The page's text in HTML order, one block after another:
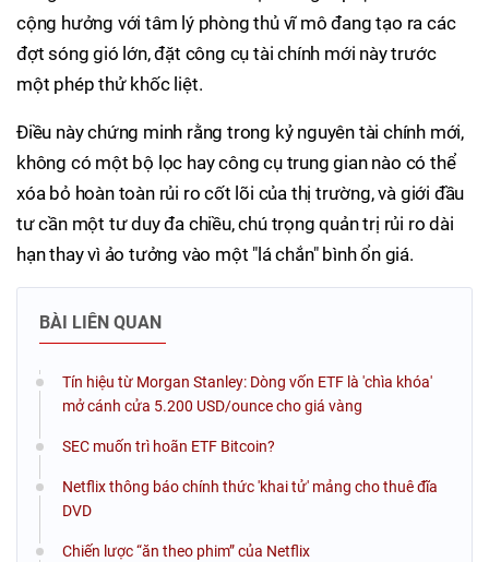
cộng hưởng với tâm lý phòng thủ vĩ mô đang tạo ra các
đợt sóng gió lớn, đặt công cụ tài chính mới này trước
một phép thử khốc liệt.
Điều này chứng minh rằng trong kỷ nguyên tài chính mới,
không có một bộ lọc hay công cụ trung gian nào có thể
xóa bỏ hoàn toàn rủi ro cốt lõi của thị trường, và giới đầu
tư cần một tư duy đa chiều, chú trọng quản trị rủi ro dài
hạn thay vì ảo tưởng vào một "lá chắn" bình ổn giá.
BÀI LIÊN QUAN
Tín hiệu từ Morgan Stanley: Dòng vốn ETF là 'chìa khóa'
mở cánh cửa 5.200 USD/ounce cho giá vàng
SEC muốn trì hoãn ETF Bitcoin?
Netflix thông báo chính thức 'khai tử' mảng cho thuê đĩa
DVD
Chiến lược “ăn theo phim” của Netflix